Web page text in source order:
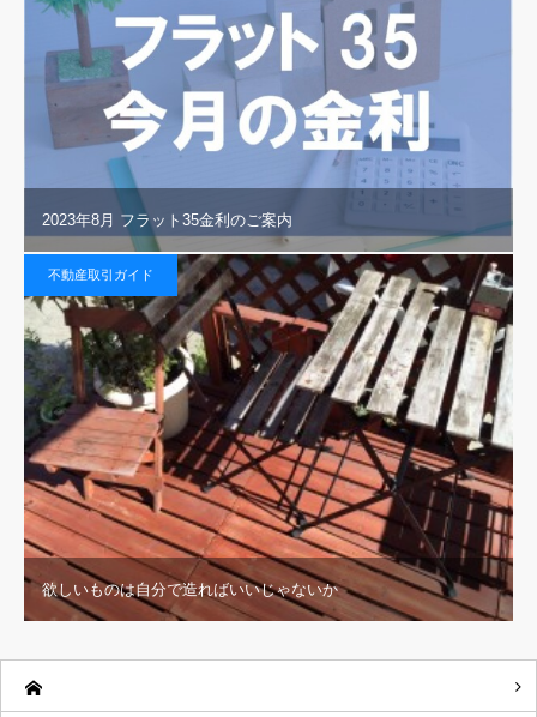
2023年8月 フラット35金利のご案内
不動産取引ガイド
欲しいものは自分で造ればいいじゃないか